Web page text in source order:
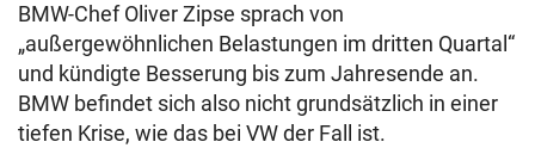
BMW-Chef Oliver Zipse sprach von
„außergewöhnlichen Belastungen im dritten Quartal“
und kündigte Besserung bis zum Jahresende an.
BMW befindet sich also nicht grundsätzlich in einer
tiefen Krise, wie das bei VW der Fall ist.